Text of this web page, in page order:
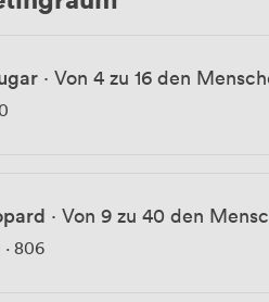
Konferenz – wir bieten
· Von 4 zu 16 den
· Von 9 zu 40 den
· 806